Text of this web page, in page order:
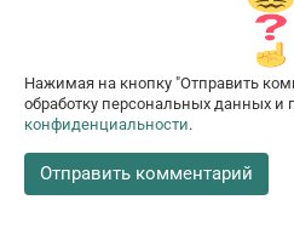
Нажимая на кнопку "Отправить
обработку персональных данных
конфиденциальности.